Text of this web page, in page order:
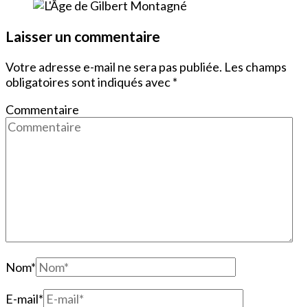
Laisser un commentaire
Votre adresse e-mail ne sera pas publiée. Les champs
obligatoires sont indiqués avec*
Commentaire
Nom*
E-mail*